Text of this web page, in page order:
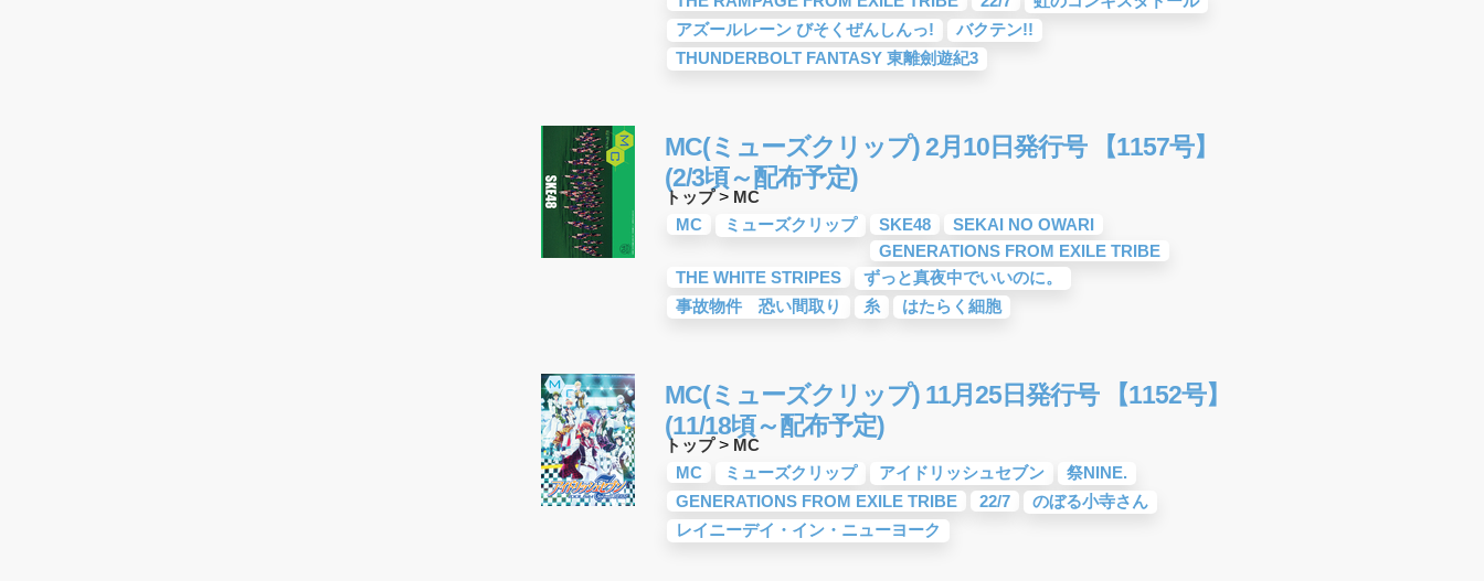
アズールレーン びそくぜんしんっ!
バクテン!!
THUNDERBOLT FANTASY 東離劍遊紀3
MC(ミューズクリップ) 2月10日発行号 【1157号】
(2/3頃～配布予定)
トップ> MC
MC
ミューズクリップ SKE48
SEKAI NO OWARI
GENERATIONS FROM EXILE TRIBE
THE WHITE STRIPES
ずっと真夜中でいいのに。
事故物件 恐い間取り
糸 はたらく細胞
MC(ミューズクリップ) 11月25日発行号 【1152号】
(11/18頃～配布予定)
トップ> MC
MC
ミューズクリップ アイドリッシュセブン
祭NINE.
GENERATIONS FROM EXILE TRIBE
22/7
のぼる小寺さん
レイニーデイ・イン・ニューヨーク